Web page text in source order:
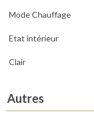
Mode Chauffage
Etat intérieur
Clair
Autres